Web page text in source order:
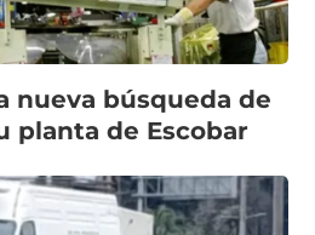
nueva búsqueda de
planta de Escobar